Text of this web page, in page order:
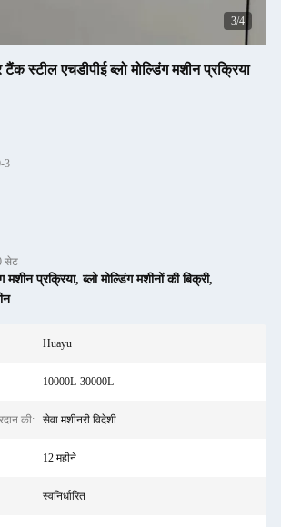
3/4
स्टील एचडीपीई ब्लो मोल्डिंग मशीन प्रक्रिया
3
सेट
मशीन प्रक्रिया,ब्लो मोल्डिंग मशीनों की बिक्री,
Huayu
10000L-30000L
की: सेवा मशीनरी विदेशी
12 महीने
स्वनिर्धारित